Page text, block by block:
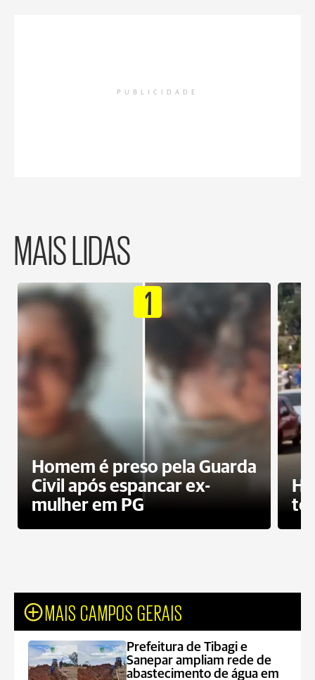
PUBLICIDADE
MAIS LIDAS
1
Homem é preso pela Guarda
Civil após espancar ex-
mulher em PG
MAIS CAMPOS GERAIS
Prefeitura de Tibagi e
Sanepar ampliam rede de
abastecimento de água em